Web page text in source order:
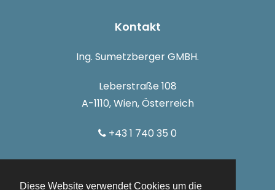
Diese Website verwendet Cookies um die
Kontakt
Ing. Sumetzberger GMBH.
Leberstraße 108
A-1110, Wien, Österreich
+43 1 740 35 0
info@sumetzberger.at